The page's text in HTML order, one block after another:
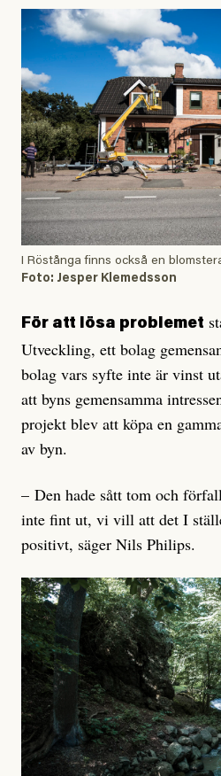
I Röstånga finns också en
Foto: Jesper Klemedsson
För att lösa problemet
Utveckling, ett bolag
bolag vars syfte inte är vinst
att byns gemensamma
projekt blev att köpa en
av byn.
– Den hade sått tom och
inte fint ut, vi vill att det I
positivt, säger Nils Philips.